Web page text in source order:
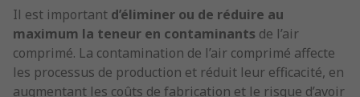
Il est important d’éliminer ou de réduire au
maximum la teneur en contaminants de l’air
comprimé. La contamination de l’air comprimé affecte
les processus de production et réduit leur efficacité, en
augmentant les coûts de fabrication et le risque d’avoir